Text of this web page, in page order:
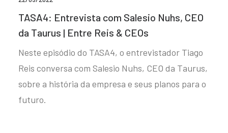
TASA4: Entrevista com Salesio Nuhs, CEO
da Taurus | Entre Reis & CEOs
Neste episódio do TASA4, o entrevistador Tiago
Reis conversa com Salesio Nuhs, CEO da Taurus,
sobre a história da empresa e seus planos para o
futuro.